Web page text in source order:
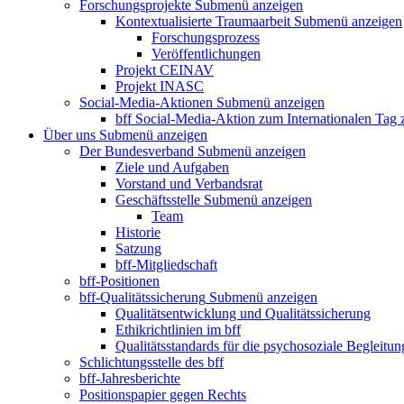
Forschungsprojekte Submenü anzeigen
Kontextualisierte Traumaarbeit Submenü anzeigen
Forschungsprozess
Veröffentlichungen
Projekt CEINAV
Projekt INASC
Social-Media-Aktionen Submenü anzeigen
bff Social-Media-Aktion zum Internationalen Tag
Über uns Submenü anzeigen
Der Bundesverband Submenü anzeigen
Ziele und Aufgaben
Vorstand und Verbandsrat
Geschäftsstelle Submenü anzeigen
Team
Historie
Satzung
bff-Mitgliedschaft
bff-Positionen
bff-Qualitätssicherung Submenü anzeigen
Qualitätsentwicklung und Qualitätssicherung
Ethikrichtlinien im bff
Qualitätsstandards für die psychosoziale
Schlichtungsstelle des bff
bff-Jahresberichte
Positionspapier gegen Rechts